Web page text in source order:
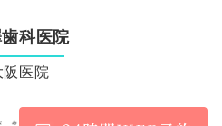
科医院
阪医院